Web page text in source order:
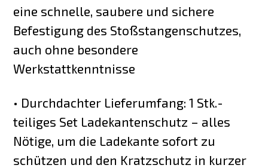
eine schnelle, saubere und sichere
Befestigung des Stoßstangenschutzes,
auch ohne besondere
Werkstattkenntnisse
• Durchdachter Lieferumfang: 1 Stk.-
teiliges Set Ladekantenschutz – alles
Nötige, um die Ladekante sofort zu
schützen und den Kratzschutz in kurzer